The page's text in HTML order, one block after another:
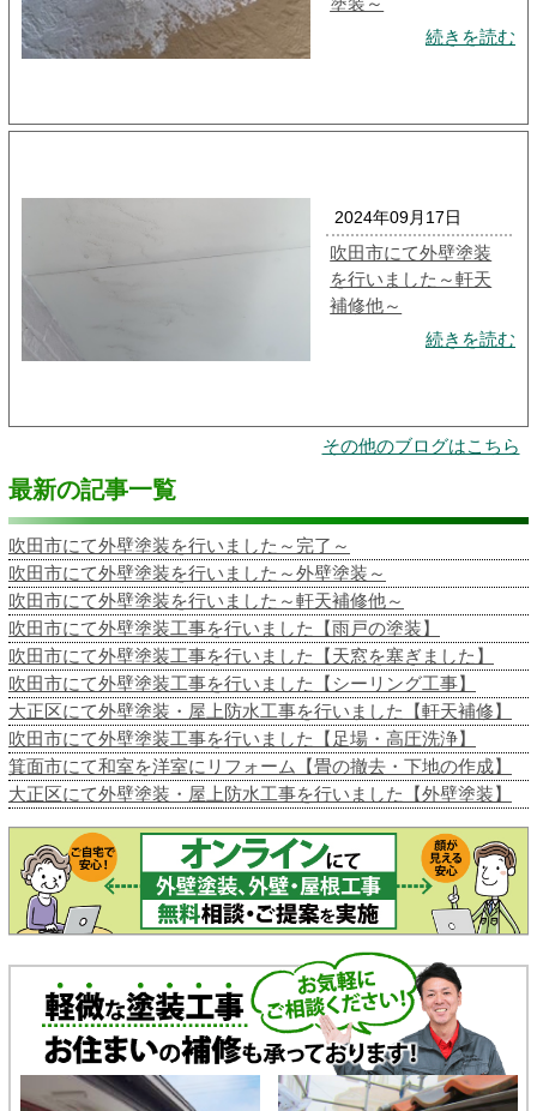
続きを読む
2024年09月17日
吹田市にて外壁塗装
を行いました～軒天
補修他～
続きを読む
その他のブログはこちら
最新の記事一覧
吹田市にて外壁塗装を行いました～完了～
吹田市にて外壁塗装を行いました～外壁塗装～
吹田市にて外壁塗装を行いました～軒天補修他～
吹田市にて外壁塗装工事を行いました【雨戸の塗装】
吹田市にて外壁塗装工事を行いました【天窓を塞ぎました】
吹田市にて外壁塗装工事を行いました【シーリング工事】
大正区にて外壁塗装・屋上防水工事を行いました【軒天補修】
吹田市にて外壁塗装工事を行いました【足場・高圧洗浄】
箕面市にて和室を洋室にリフォーム【畳の撤去・下地の作成】
大正区にて外壁塗装・屋上防水工事を行いました【外壁塗装】